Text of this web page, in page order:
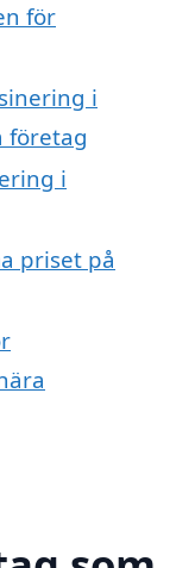
för
i
företag
i
priset på